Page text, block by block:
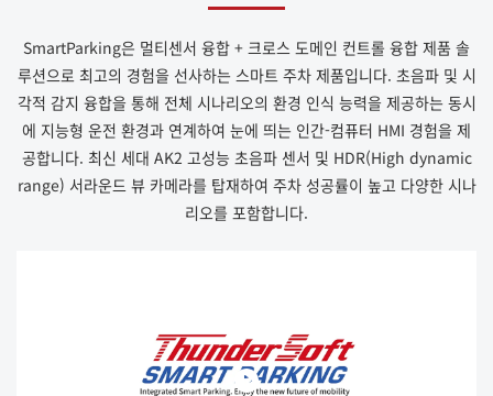
SmartParking은 멀티센서 융합 + 크로스 도메인 컨트롤 융합 제품 솔
루션으로 최고의 경험을 선사하는 스마트 주차 제품입니다. 초음파 및 시
각적 감지 융합을 통해 전체 시나리오의 환경 인식 능력을 제공하는 동시
에 지능형 운전 환경과 연계하여 눈에 띄는 인간-컴퓨터 HMI 경험을 제
공합니다. 최신 세대 AK2 고성능 초음파 센서 및 HDR(High dynamic
range) 서라운드 뷰 카메라를 탑재하여 주차 성공률이 높고 다양한 시나
리오를 포함합니다.